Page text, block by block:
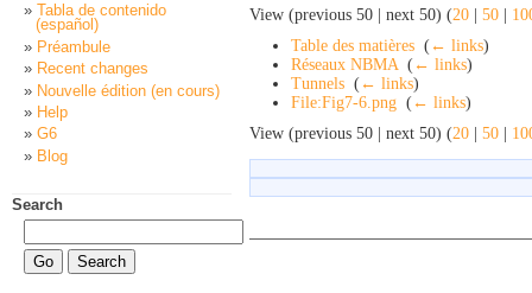
View (previous 50 | next 50) (20 | 50 |
Table des matières ( ← links)
Réseaux NBMA ( ← links)
Tunnels ( ← links)
File:Fig7-6.png ( ← links)
View (previous 50 | next 50) (20 | 50 |
Tabla de contenido
(español)
Préambule
Recent changes
Nouvelle édition (en cours)
Help
G6
Blog
Search